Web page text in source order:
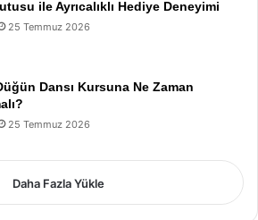
ile Ayrıcalıklı Hediye Deneyimi
25 Temmuz 2026
Dansı Kursuna Ne Zaman
25 Temmuz 2026
Daha Fazla Yükle